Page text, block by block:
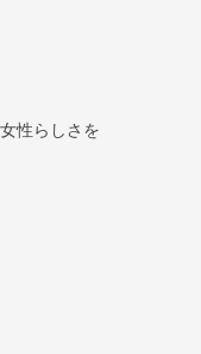
性らしさを